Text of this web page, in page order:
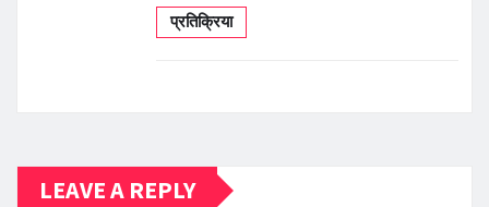
प्रतिक्रिया
LEAVE A REPLY